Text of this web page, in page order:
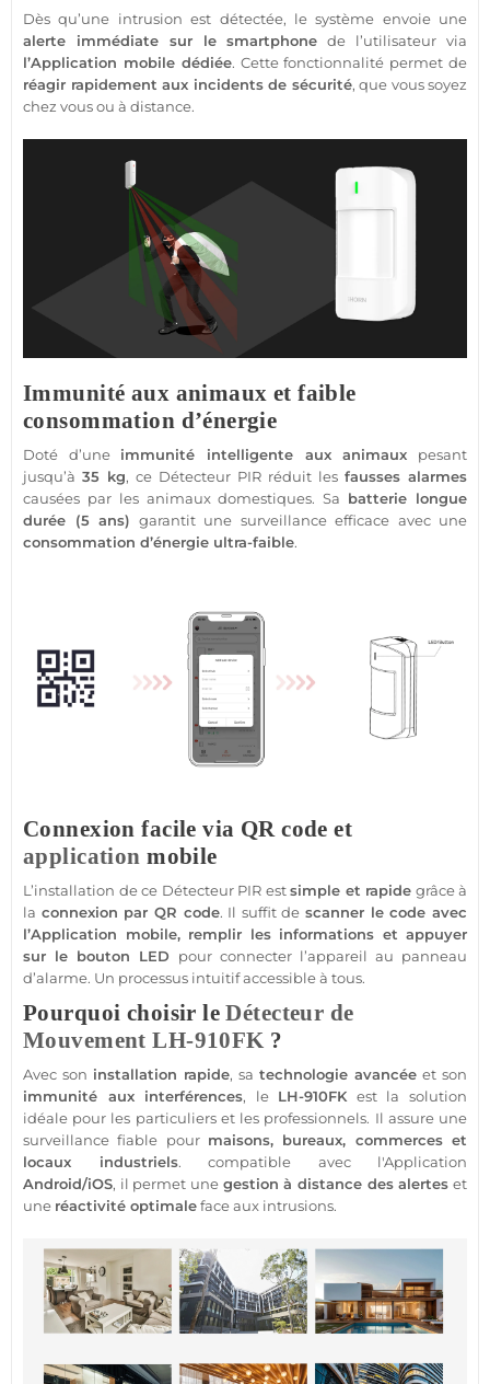
Dès qu’une intrusion est détectée, lesystème envoie une
alerte immédiate sur lesmartphone de l’utilisateur via
l’Application mobile dédiée. Cette fonctionnalité permet de
réagir rapidement aux incidents de sécurité, que vous soyez
chez vous ou à distance.
Immunité aux animaux et faible
consommation d’énergie
Doté d’une immunité intelligente aux animaux pesant
jusqu’à 35 kg, ce Détecteur PIR réduit les fausses alarmes
causées par les animaux domestiques. Sa batterie longue
durée (5 ans) garantit une surveillanceefficace avec une
consommation d’énergie ultra-faible.
Connexion facile via QR code et
application mobile
L’installation de ce DétecteurPIR estsimple et rapide grâce à
la connexion par QR code. Il suffit descanner le code avec
l’Application mobile, remplir les informations et appuyer
sur le bouton LED pour connecter l’appareil au panneau
d’alarme. Un processus intuitif accessible à tous.
Pourquoi choisir leDétecteur de
Mouvement LH-910FK ?
Avec son installation rapide, sa technologie avancée et son
immunité aux interférences, le LH-910FK est la solution
idéale pour les particuliers et les professionnels. Il assure une
surveillance fiable pour maisons, bureaux, commerceset
locaux industriels. compatible avec l'Application
Android/iOS, il permet une gestion à distance des alertes et
une réactivité optimaleface aux intrusions.